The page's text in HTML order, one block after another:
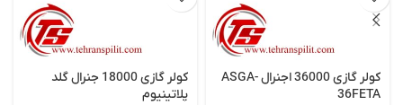
کولر گازی 36000 اجنرال ASGA-
36FETA
کولر گازی 18000 جنرال گلد
پلاتینیوم